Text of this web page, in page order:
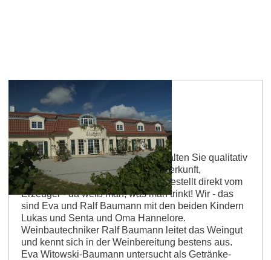
Weingut Baumann
Von unserem Familienweingut erhalten Sie qualitativ
hochwertigen Wein und Sekt mit Herkunft,
handwerklich und fachlich gut hergestellt direkt vom
Erzeuger - da weiß man, was man trinkt! Wir - das
sind Eva und Ralf Baumann mit den beiden Kindern
Lukas und Senta und Oma Hannelore.
Weinbautechniker Ralf Baumann leitet das Weingut
und kennt sich in der Weinbereitung bestens aus.
Eva Witowski-Baumann untersucht als Getränke-